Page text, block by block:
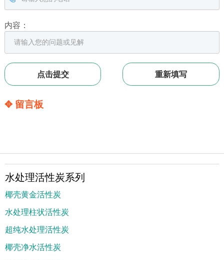
内容：
✥ 留言板
水处理活性炭系列
椰壳黄金活性炭
水处理柱状活性炭
超纯水处理活性炭
椰壳净水活性炭